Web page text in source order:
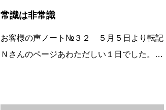
常識は非常識
お客様の声ノート№３２ ５月５日より転記
Ｎさんのページあわただしい１日でした。忙
す。まだお店にはいったばかりで、ほとん